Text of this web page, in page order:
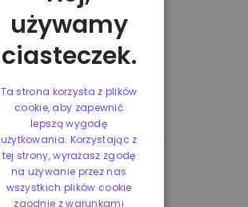
używamy
ciasteczek.
Ta strona korzysta z plików
cookie, aby zapewnić
lepszą wygodę
użytkowania. Korzystając z
tej strony, wyrażasz zgodę
na używanie przez nas
wszystkich plików cookie
zgodnie z warunkami